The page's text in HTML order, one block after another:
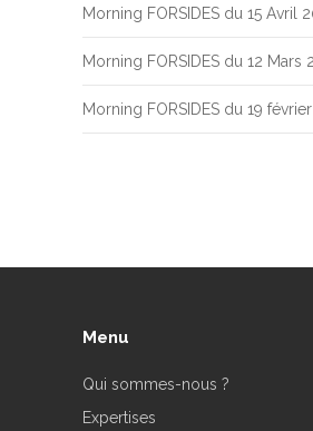
Morning FORSIDES du 15 Avril
Morning FORSIDES du 12 Mars
Morning FORSIDES du 19
Menu
Qui sommes-nous ?
Expertises